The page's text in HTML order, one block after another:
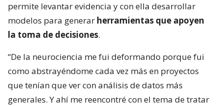
permite levantar evidencia y con ella desarrollar
modelos para generar herramientas que apoyen
la toma de decisiones.
“De la neurociencia me fui deformando porque fui
como abstrayéndome cada vez más en proyectos
que tenían que ver con análisis de datos más
generales. Y ahí me reencontré con el tema de tratar